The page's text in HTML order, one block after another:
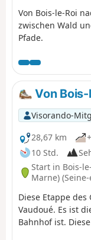
Von Bois-le-Roi
zwischen Wald
Pfade.
Von
Visorando-
28,67 km
10 Std.
Start in Bois-
Marne)
Diese Etappe
Vaudoué. Es ist
Bahnhof ist.